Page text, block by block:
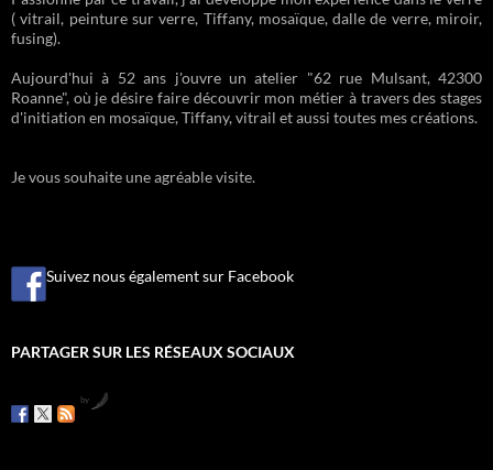
( vitrail, peinture sur verre, Tiffany, mosaïque, dalle de verre, miroir,
fusing).
Aujourd'hui à 52 ans j'ouvre un atelier "62 rue Mulsant, 42300
Roanne", où je désire faire découvrir mon métier à travers des stages
d'initiation en mosaïque, Tiffany, vitrail et aussi toutes mes créations.
Je vous souhaite une agréable visite.
Suivez nous également sur Facebook
PARTAGER SUR LES RÉSEAUX SOCIAUX
by